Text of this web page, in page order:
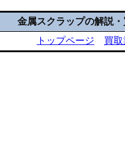
金属スクラップの解説
トップページ
買